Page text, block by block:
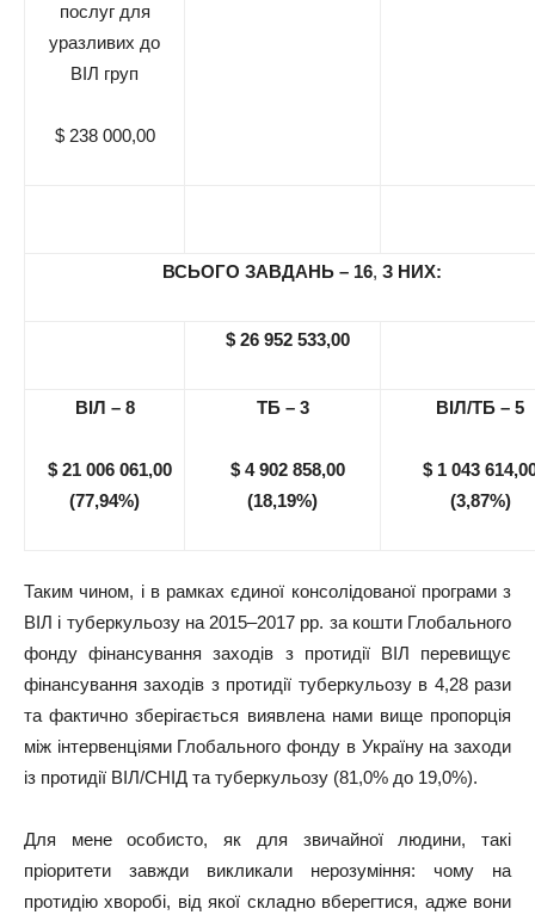
послуг для
уразливих до
ВІЛ груп
$ 238 000,00
ВСЬОГО ЗАВДАНЬ – 16, З НИХ:
$ 26 952 533,00
ВІЛ – 8
$ 21 006 061,00
(77,94%)
ТБ – 3
$ 4 902 858,00
(18,19%)
ВІЛ/ТБ – 5
$ 1 043
(3,87%)
Таким чином, і в рамках єдиної консолідованої програми з
ВІЛ і туберкульозу на 2015–2017 рр. за кошти Глобального
фонду фінансування заходів з протидії ВІЛ перевищує
фінансування заходів з протидії туберкульозу в 4,28 рази
та фактично зберігається виявлена нами вище пропорція
між інтервенціями Глобального фонду в Україну на заходи
із протидії ВІЛ/СНІД та туберкульозу (81,0% до 19,0%).
Для мене особисто, як для звичайної людини, такі
пріоритети завжди викликали нерозуміння: чому на
протидію хворобі, від якої складно вберегтися, адже вони